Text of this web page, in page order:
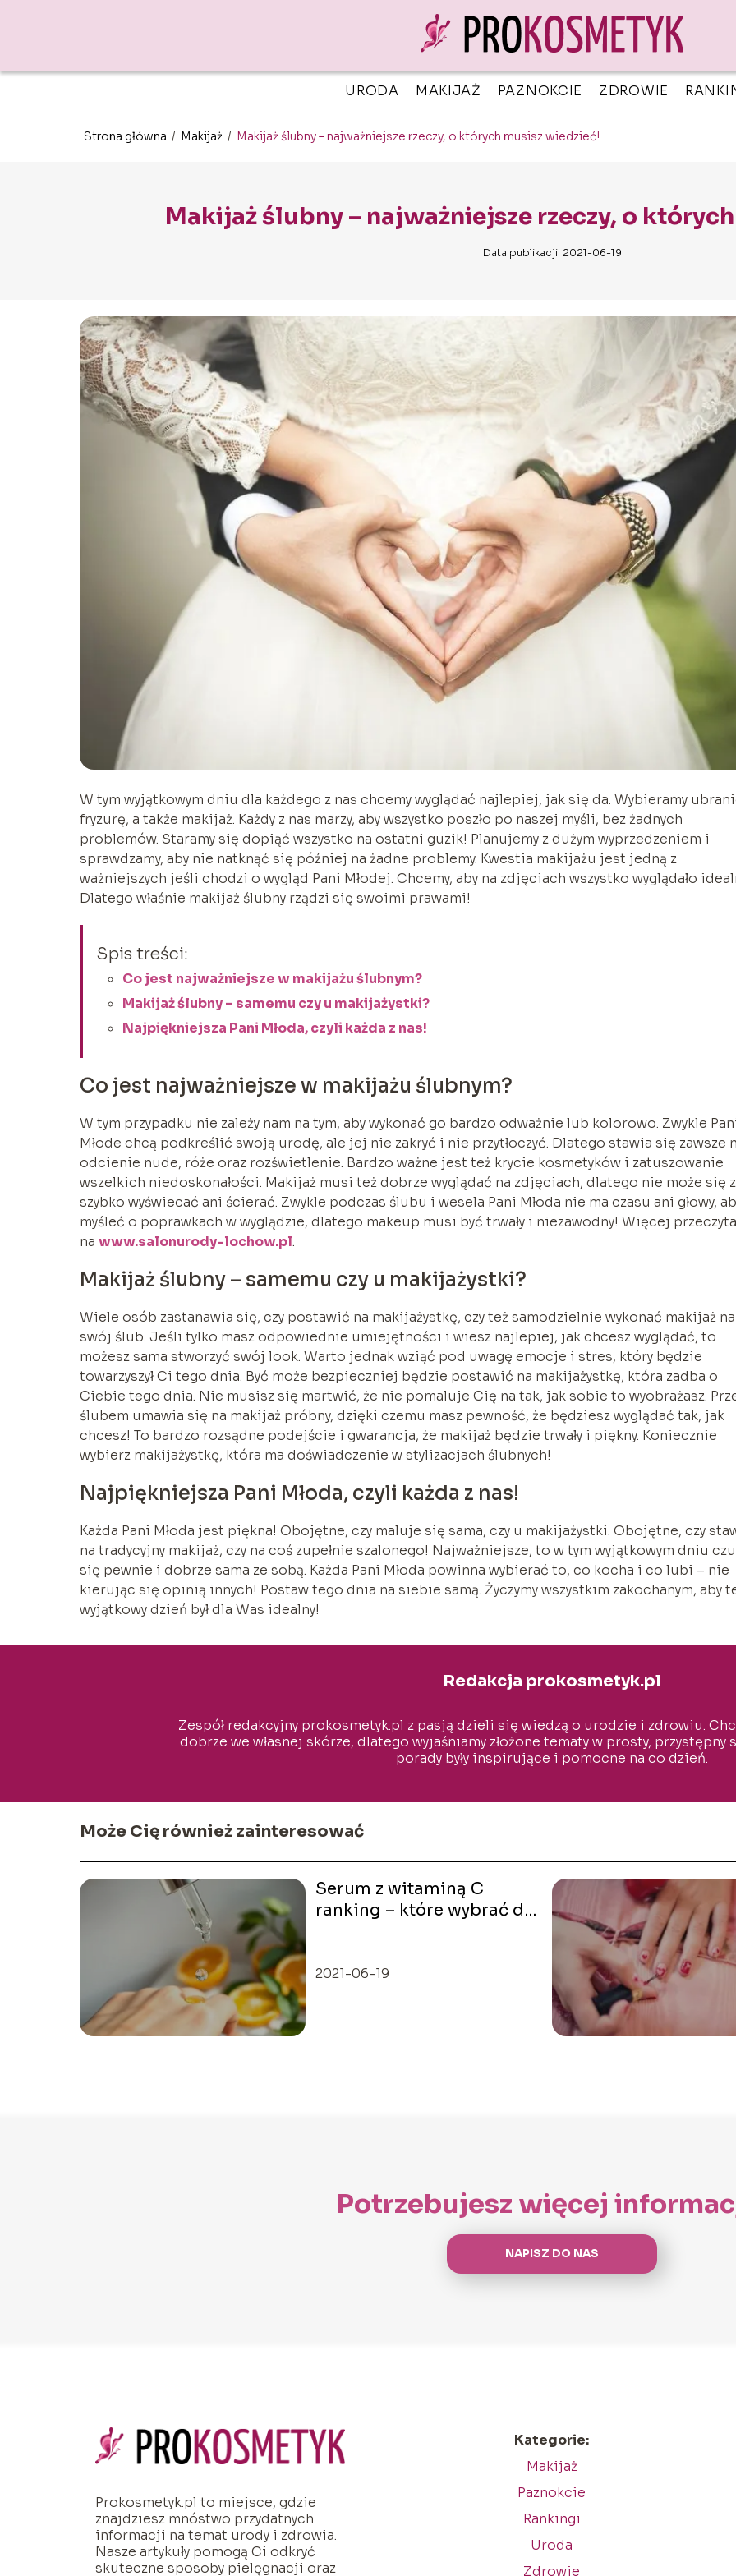
URODA MAKIJAŻ PAZNOKCIE ZDROWIE
Strona główna / Makijaż / Makijaż ślubny – najważniejsze rzeczy, o których musisz wiedzieć!
Makijaż ślubny – najważniejsze rzeczy, o
Data publikacji: 2021-06-19
W tym wyjątkowym dniu dla każdego z nas chcemy wyglądać najlepiej, jak się da. Wybieramy
fryzurę, a także makijaż. Każdy z nas marzy, aby wszystko poszło po naszej myśli, bez żadnych
problemów. Staramy się dopiąć wszystko na ostatni guzik! Planujemy z dużym wyprzedzeniem i
sprawdzamy, aby nie natknąć się później na żadne problemy. Kwestia makijażu jest jedną z
ważniejszych jeśli chodzi o wygląd Pani Młodej. Chcemy, aby na zdjęciach wszystko wyglądało
Dlatego właśnie makijaż ślubny rządzi się swoimi prawami!
Spis treści:
Co jest najważniejsze w makijażu ślubnym?
Makijaż ślubny – samemu czy u makijażystki?
Najpiękniejsza Pani Młoda, czyli każda z nas!
Co jest najważniejsze w makijażu ślubnym?
W tym przypadku nie zależy nam na tym, aby wykonać go bardzo odważnie lub kolorowo. Zwykle
Młode chcą podkreślić swoją urodę, ale jej nie zakryć i nie przytłoczyć. Dlatego stawia się zawsze
odcienie nude, róże oraz rozświetlenie. Bardzo ważne jest też krycie kosmetyków i zatuszowanie
wszelkich niedoskonałości. Makijaż musi też dobrze wyglądać na zdjęciach, dlatego nie może się
szybko wyświecać ani ścierać. Zwykle podczas ślubu i wesela Pani Młoda nie ma czasu ani głowy,
myśleć o poprawkach w wyglądzie, dlatego makeup musi być trwały i niezawodny! Więcej
na www.salonurody-lochow.pl.
Makijaż ślubny – samemu czy u makijażystki?
Wiele osób zastanawia się, czy postawić na makijażystkę, czy też samodzielnie wykonać makijaż na
swój ślub. Jeśli tylko masz odpowiednie umiejętności i wiesz najlepiej, jak chcesz wyglądać, to
możesz sama stworzyć swój look. Warto jednak wziąć pod uwagę emocje i stres, który będzie
towarzyszył Ci tego dnia. Być może bezpieczniej będzie postawić na makijażystkę, która zadba o
Ciebie tego dnia. Nie musisz się martwić, że nie pomaluje Cię na tak, jak sobie to wyobrażasz.
ślubem umawia się na makijaż próbny, dzięki czemu masz pewność, że będziesz wyglądać tak, jak
chcesz! To bardzo rozsądne podejście i gwarancja, że makijaż będzie trwały i piękny. Koniecznie
wybierz makijażystkę, która ma doświadczenie w stylizacjach ślubnych!
Najpiękniejsza Pani Młoda, czyli każda z nas!
Każda Pani Młoda jest piękna! Obojętne, czy maluje się sama, czy u makijażystki. Obojętne, czy
na tradycyjny makijaż, czy na coś zupełnie szalonego! Najważniejsze, to w tym wyjątkowym dniu
się pewnie i dobrze sama ze sobą. Każda Pani Młoda powinna wybierać to, co kocha i co lubi – nie
kierując się opinią innych! Postaw tego dnia na siebie samą. Życzymy wszystkim zakochanym, aby
wyjątkowy dzień był dla Was idealny!
Redakcja prokosmetyk.pl
Zespół redakcyjny prokosmetyk.pl z pasją dzieli się wiedzą o urodzie i zdrowiu.
dobrze we własnej skórze, dlatego wyjaśniamy złożone tematy w prosty, przystępny
porady były inspirujące i pomocne na co dzień.
Może Cię również zainteresować
Serum z witaminą C
ranking – które wybrać do
2021-06-19
Potrzebujesz więcej
NAPISZ DO NAS
Prokosmetyk.pl to miejsce, gdzie
znajdziesz mnóstwo przydatnych
informacji na temat urody i zdrowia.
Nasze artykuły pomogą Ci odkryć
skuteczne sposoby pielęgnacji oraz
Kategorie:
Makijaż
Paznokcie
Rankingi
Uroda
Zdrowie